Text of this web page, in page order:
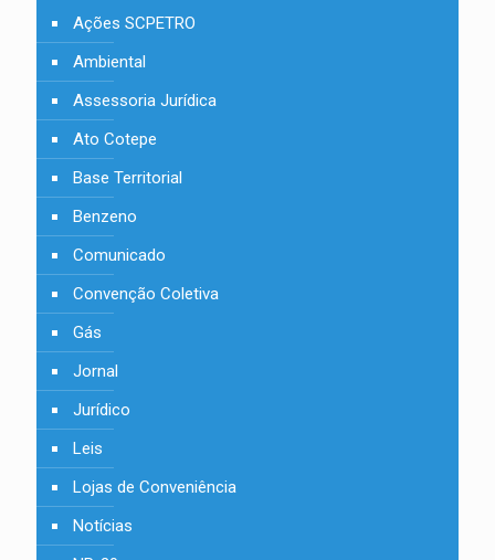
Ações SCPETRO
Ambiental
Assessoria Jurídica
Ato Cotepe
Base Territorial
Benzeno
Comunicado
Convenção Coletiva
Gás
Jornal
Jurídico
Leis
Lojas de Conveniência
Notícias